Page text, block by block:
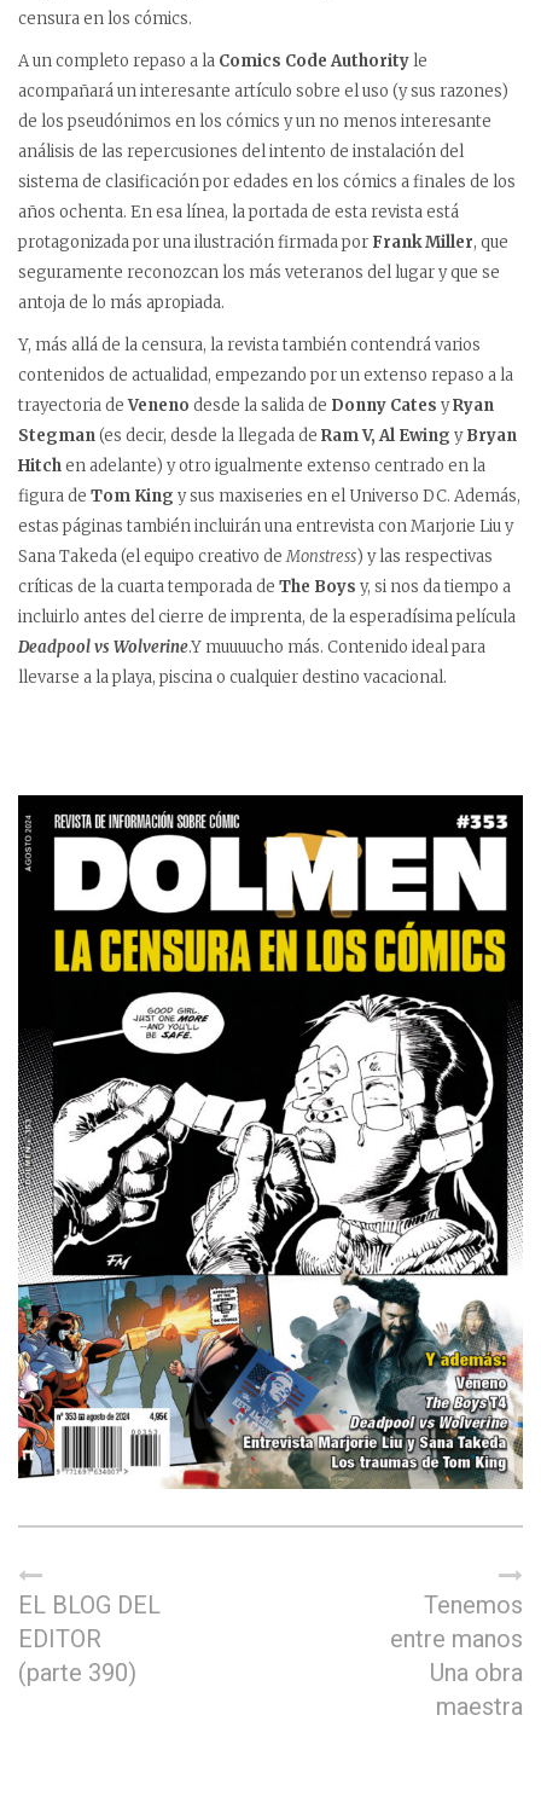
censura en los cómics.
A un completo repaso a la Comics Code Authorityle
acompañará un interesante artículo sobre el uso (y sus razones)
de los pseudónimos en los cómics y un no menos interesante
análisis de las repercusiones del intento de instalación del
sistema de clasificación por edades en los cómics a finales de los
años ochenta. En esa línea, la portada de esta revista está
protagonizada por una ilustración firmada por Frank Miller, que
seguramente reconozcan los más veteranos del lugar y que se
antoja de lo más apropiada.
Y, más allá de la censura, la revista también contendrá varios
contenidos de actualidad, empezando por un extenso repaso a la
trayectoria deVeneno desde la salida de Donny Cates yRyan
Stegman(es decir, desde la llegada de Ram V, Al Ewing yBryan
Hitchen adelante) y otro igualmente extenso centrado en la
figura de Tom King y sus maxiseries en el Universo DC. Además,
estas páginas también incluirán una entrevista con Marjorie Liu y
Sana Takeda (el equipo creativo deMonstress) y las respectivas
críticas de la cuarta temporada de The Boys y, si nos da tiempo a
incluirlo antes del cierre de imprenta, de la esperadísima película
Deadpool vs Wolverine.Y muuuucho más. Contenido ideal para
llevarse a la playa, piscina o cualquier destino vacacional.
EL BLOG DEL
EDITOR
(parte 390)
Tenemos
entre manos
Una obra
maestra